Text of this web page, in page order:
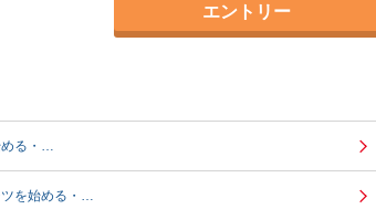
エントリー
る・…
を始める・…